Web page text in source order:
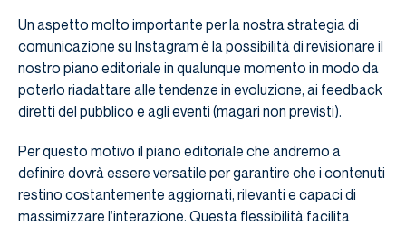
Un aspetto molto importante per la nostra strategia di
comunicazione su Instagram è la possibilità di revisionare il
nostro piano editoriale in qualunque momento in modo da
poterlo riadattare alle tendenze in evoluzione, ai feedback
diretti del pubblico e agli eventi (magari non previsti).
Per questo motivo il piano editoriale che andremo a
definire dovrà essere versatile per garantire che i contenuti
restino costantemente aggiornati, rilevanti e capaci di
massimizzare l’interazione. Questa flessibilità facilita